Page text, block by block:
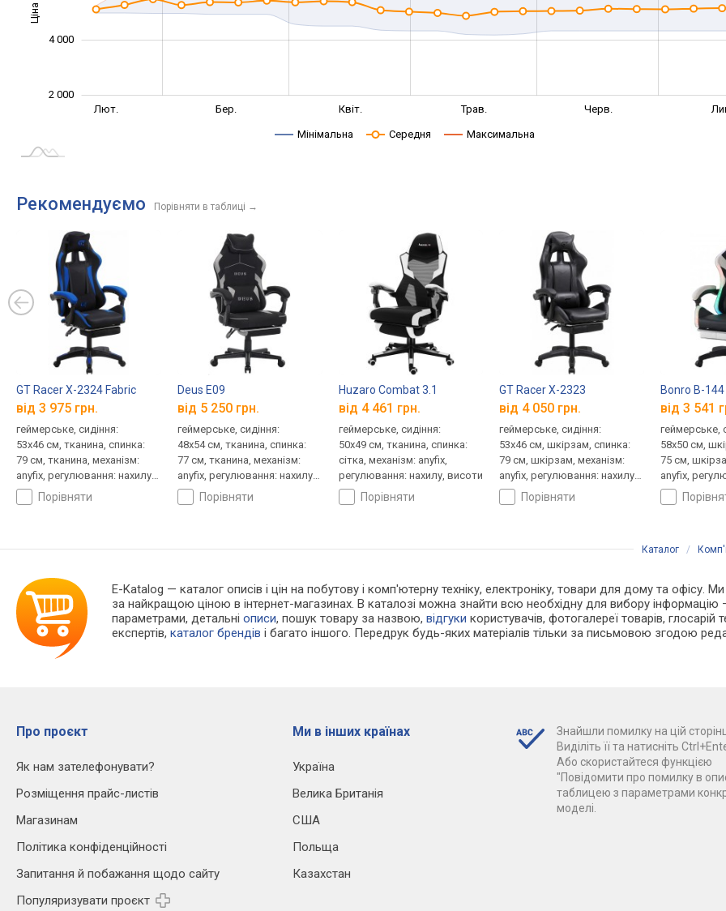
Ціна
2 000
4 000
Лют. Бер. Квіт. Трав. Черв.
Серп.
Мінімальна Середня Максимальна
Рекомендуємо Порівняти в таблиці →
GT Racer X-2324 Fabric
від 3 975 грн.
геймерське, сидіння:
53x46 см, тканина, спинка:
79 см, тканина, механізм:
anyfix, регулювання: нахилу,
висотипорівняти
Deus E09
від 5 250 грн.
геймерське, сидіння:
48x54 см, тканина, спинка:
77 см, тканина, механізм:
anyfix, регулювання: нахилу,
висотипорівняти
Huzaro Combat 3.1
від 4 461 грн.
геймерське, сидіння:
50x49 см, тканина, спинка:
сітка, механізм: anyfix,
регулювання: нахилу, висоти
порівняти
GT Racer X-2323
від 4 050 грн.
геймерське, сидіння:
53x46 см, шкірзам, спинка:
79 см, шкірзам, механізм:
anyfix, регулювання: нахилу,
висоти, жорсткості
порівняти
Bonro B-144
від 3 541
геймерське,
58x50 см,
75 см,
anyfix,
висоти
Каталог /
E-Katalog — каталог описів і цін на побутову і комп'ютерну техніку, електроніку, товари для дому та офісу.
за найкращою ціною в інтернет-магазинах. В каталозі можна знайти всю необхідну для вибору
параметрами, детальніописи, пошук товару за назвою,відгуки користувачів, фотогалереї товарів, глосарій
експертів,каталог брендів і багато іншого. Передрук будь-яких матеріалів тільки за письмовою згодою
Про проєкт
Як нам зателефонувати?
Розміщення прайс-листів
Магазинам
Політика конфіденційності
Запитання й побажання щодо сайту
Популяризувати проєкт
Ми в інших країнах
Україна
Велика Британія
США
Польща
Казахстан
Знайшли помилку на цій
Виділіть її та натисніть
Або скористайтеся функцією
"Повідомити про помилку в
таблицею з параметрами
моделі.